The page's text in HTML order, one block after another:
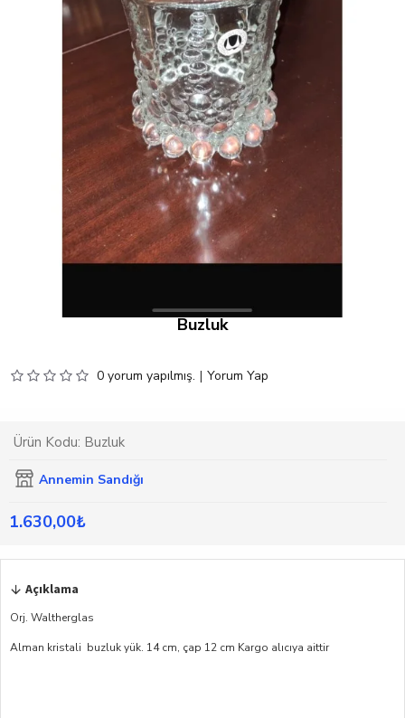
Buzluk
0 yorum yapılmış. | Yorum Yap
1.630,00₺
Ürün Kodu: Buzluk
Annemin Sandığı
Açıklama
Orj. Waltherglas
Alman kristali buzluk yük. 14 cm, çap 12 cm Kargo alıcıya aittir